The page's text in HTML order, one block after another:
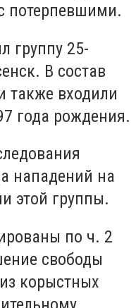
потерпевшими.
группу 25-
В состав
также входили
года рождения.
нападений на
этой группы.
по ч. 2
свободы
корыстных